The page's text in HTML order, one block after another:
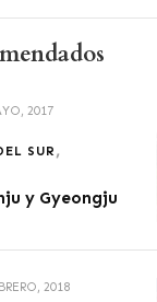
2017
SUR
y Gyeongju
2018